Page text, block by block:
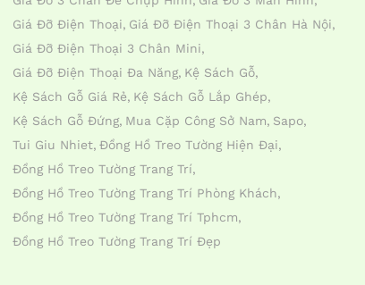
Giá Đỡ Điện Thoại Giá Đỡ Điện Thoại 3 Chân Hà Nội
Giá Đỡ Điện Thoại 3 Chân Mini
Giá Đỡ Điện Thoại Đa Năng Kệ Sách Gỗ
Kệ Sách Gỗ Giá Rẻ Kệ Sách Gỗ Lắp Ghép
Kệ Sách Gỗ Đứng Mua Cặp Công Sở Nam Sapo
Tui Giu Nhiet Đồng Hồ Treo Tường Hiện Đại
Đồng Hồ Treo Tường Trang Trí
Đồng Hồ Treo Tường Trang Trí Phòng Khách
Đồng Hồ Treo Tường Trang Trí Tphcm
Đồng Hồ Treo Tường Trang Trí Đẹp